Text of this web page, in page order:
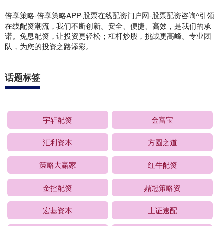
倍享策略-倍享策略APP-股票在线配资门户网-股票配资咨询^引领
在线配资潮流，我们不断创新。安全、便捷、高效，是我们的承
诺。免息配资，让投资更轻松；杠杆炒股，挑战更高峰。专业团
队，为您的投资之路添彩。
话题标签
宇轩配资 金富宝
汇利资本 方圆之道
策略大赢家 红牛配资
金控配资 鼎冠策略资
宏基资本 上证速配